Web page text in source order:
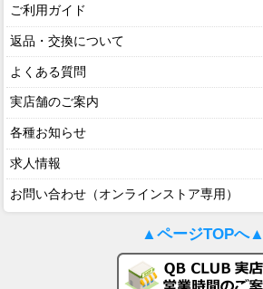
ご利用ガイド
返品・交換について
よくある質問
実店舗のご案内
各種お知らせ
求人情報
お問い合わせ（オンラインストア専用）
▲ページTOPへ▲